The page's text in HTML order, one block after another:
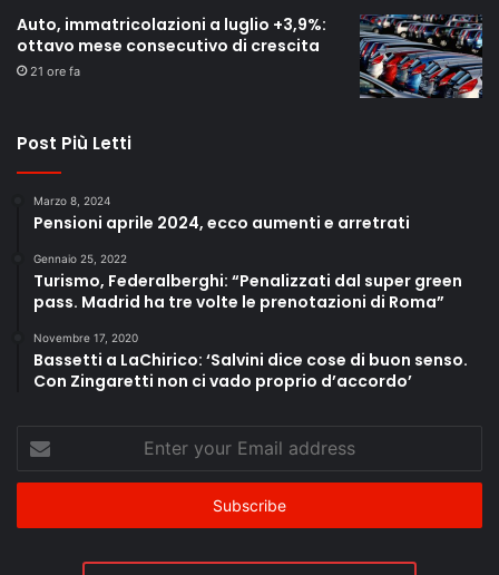
Auto, immatricolazioni a luglio +3,9%:
ottavo mese consecutivo di crescita
21 ore fa
Post Più Letti
Marzo 8, 2024
Pensioni aprile 2024, ecco aumenti e arretrati
Gennaio 25, 2022
Turismo, Federalberghi: “Penalizzati dal super green
pass. Madrid ha tre volte le prenotazioni di Roma”
Novembre 17, 2020
Bassetti a LaChirico: ‘Salvini dice cose di buon senso.
Con Zingaretti non ci vado proprio d’accordo’
your
Email